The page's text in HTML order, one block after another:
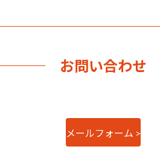
お問い合わせ
メールフォーム >